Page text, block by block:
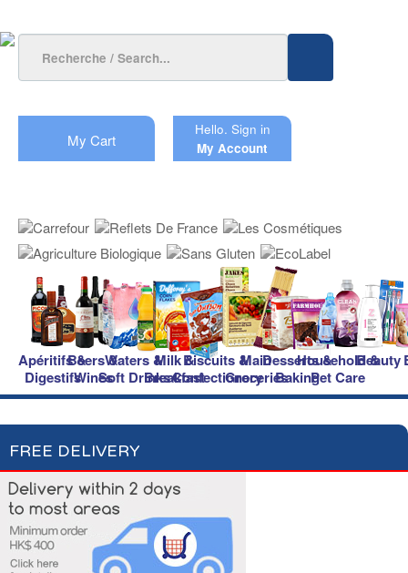
My Cart
Hello. Sign in
My Account
Apéritifs &
Digestifs
Beers &
Wines
Waters &
Soft Drinks
Milk &
Breakfast
Biscuits &
Confectionery
Main
Groceries
Desserts &
Baking
Household &
Pet Care
Beauty
FREE DELIVERY